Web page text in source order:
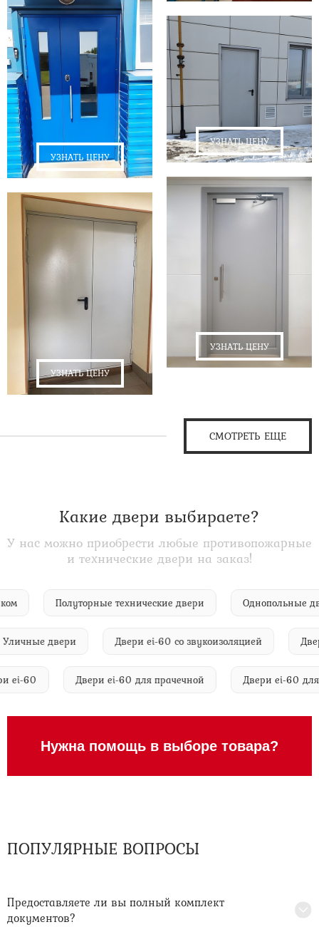
УЗНАТЬ ЦЕНУ
УЗНАТЬ ЦЕНУ
УЗНАТЬ ЦЕНУ
УЗНАТЬ ЦЕНУ
СМОТРЕТЬ ЕЩЕ
Какие двери выбираете?
У нас можно приобрести любые противопожарные
и технические двери на заказ!
Полуторные технические двери
двери Двери ei-60 со звукоизоляцией Двери
ei-60 Двери ei-60 для прачечной Двери ei-60
Нужна помощь в выборе товара?
ПОПУЛЯРНЫЕ ВОПРОСЫ
Предоставляете ли вы полный комплект
документов?